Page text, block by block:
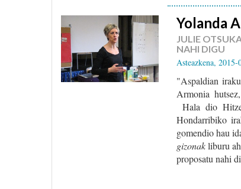
Yolanda
JULIE
NAHI DIGU
Asteazkena, 2015-
"Aspaldian
Armonia
Hala dio
Hondarribiko
gomendio hau
gizonakliburu
proposatu nahi